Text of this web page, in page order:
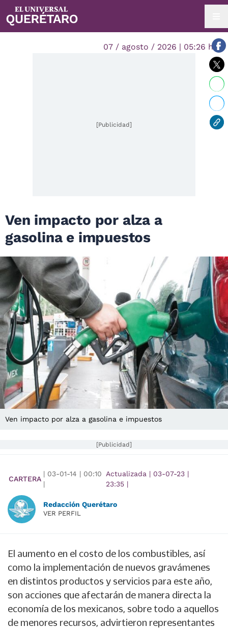
07 / agosto / 2026 | 05:26 hrs.
[Publicidad]
Ven impacto por alza a
gasolina e impuestos
Ven impacto por alza a gasolina e impuestos
[Publicidad]
CARTERA
| 03-01-14 | 00:10
|
Actualizada | 03-07-23 |
23:35|
Redacción Querétaro
VER PERFIL
El aumento en el costo de los combustibles, así
como la implementación de nuevos gravámenes
en distintos productos y servicios para este año,
son acciones que afectarán de manera directa la
economía de los mexicanos, sobre todo a aquellos
de menores recursos, advirtieron representantes